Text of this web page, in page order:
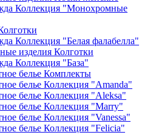
Коллекция "Монохромные
Коллекция "Белая фалабелла"
изделия Колготки
Коллекция "База"
белье Комплекты
белье Коллекция "Amanda"
белье Коллекция "Aleksa"
белье Коллекция "Marry"
белье Коллекция "Vanessa"
белье Коллекция "Felicia"